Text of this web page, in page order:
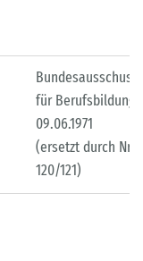
Bundesausschuss
für Berufsbildung
09.06.1971
(ersetzt durch Nr.
120/121)